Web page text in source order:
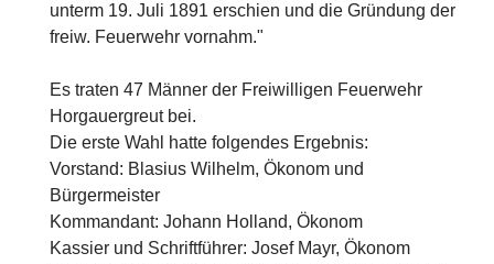
unterm 19. Juli 1891 erschien und die Gründung der
freiw. Feuerwehr vornahm."
Es traten 47 Männer der Freiwilligen Feuerwehr
Horgauergreut bei.
Die erste Wahl hatte folgendes Ergebnis:
Vorstand: Blasius Wilhelm, Ökonom und
Bürgermeister
Kommandant: Johann Holland, Ökonom
Kassier und Schriftführer: Josef Mayr, Ökonom